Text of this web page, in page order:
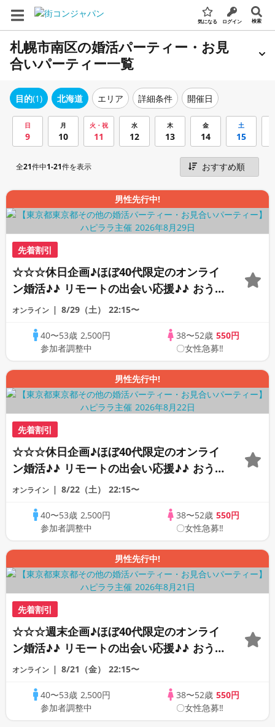
気になる ログイン 検索
札幌市南区の婚活パーティー・お見
合いパーティー一覧
目的(1) 北海道 エリア 詳細条件 開催日
日
9
月
10
火・祝
11
水
12
木
13
金
14
土
15
全21件中1-21件を表示
男性先行中!
先着割引
☆☆☆休日企画♪ほぼ40代限定のオンライ
ン婚活♪♪ リモートの出会い応援♪♪ おう
ちで乾杯しませんか♪♪ ☆全国の方が対象
PARTY!!
オンライン 8/29（土） 22:15〜
40〜53歳 2,500円
参加者調整中
38〜52歳 550円
〇女性急募‼
男性先行中!
先着割引
☆☆☆休日企画♪ほぼ40代限定のオンライ
ン婚活♪♪ リモートの出会い応援♪♪ おう
ちで乾杯しませんか♪♪ ☆全国の方が対象
PARTY!!
オンライン 8/22（土） 22:15〜
40〜53歳 2,500円
参加者調整中
38〜52歳 550円
〇女性急募‼
男性先行中!
先着割引
☆☆☆週末企画♪ほぼ40代限定のオンライ
ン婚活♪♪ リモートの出会い応援♪♪ おう
ちで乾杯しませんか♪♪ ☆全国の方が対象
PARTY!!
オンライン 8/21（金） 22:15〜
40〜53歳 2,500円
参加者調整中
38〜52歳 550円
〇女性急募‼